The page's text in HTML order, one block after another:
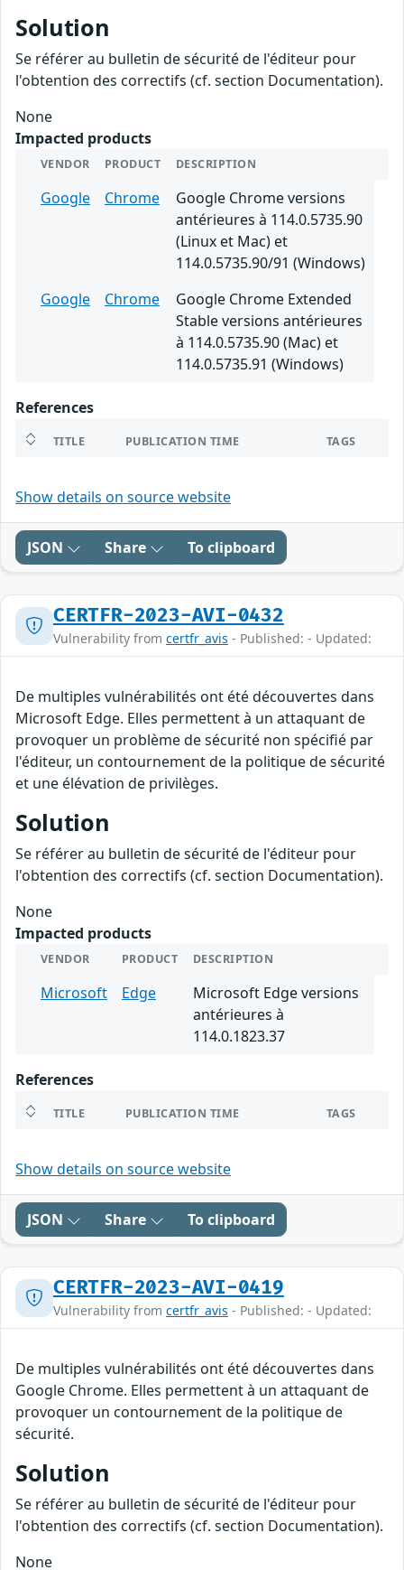
Solution
Se référer au bulletin de sécurité de l'éditeur pour
l'obtention des correctifs (cf. section Documentation).
None
Impacted products
VENDOR PRODUCT DESCRIPTION
Google Chrome
Google Chrome versions
antérieures à 114.0.5735.90
(Linux et Mac) et
114.0.5735.90/91 (Windows)
Google
Chrome
Google Chrome Extended
Stable versions antérieures
à 114.0.5735.90 (Mac) et
114.0.5735.91 (Windows)
References
TITLE PUBLICATION TIME TAGS
Show details on source website
JSON Share To clipboard
CERTFR-2023-AVI-0432
Vulnerability from certfr_avis - Published: - Updated:
De multiples vulnérabilités ont été découvertes dans
Microsoft Edge. Elles permettent à un attaquant de
provoquer un problème de sécurité non spécifié par
l'éditeur, un contournement de la politique de sécurité
et une élévation de privilèges.
Solution
Se référer au bulletin de sécurité de l'éditeur pour
l'obtention des correctifs (cf. section Documentation).
None
Impacted products
VENDOR PRODUCT DESCRIPTION
Microsoft Edge
Microsoft Edge versions
antérieures à
114.0.1823.37
References
TITLE PUBLICATION TIME TAGS
Show details on source website
JSON Share To clipboard
CERTFR-2023-AVI-0419
Vulnerability from certfr_avis - Published: - Updated:
De multiples vulnérabilités ont été découvertes dans
Google Chrome. Elles permettent à un attaquant de
provoquer un contournement de la politique de
sécurité.
Solution
Se référer au bulletin de sécurité de l'éditeur pour
l'obtention des correctifs (cf. section Documentation).
None